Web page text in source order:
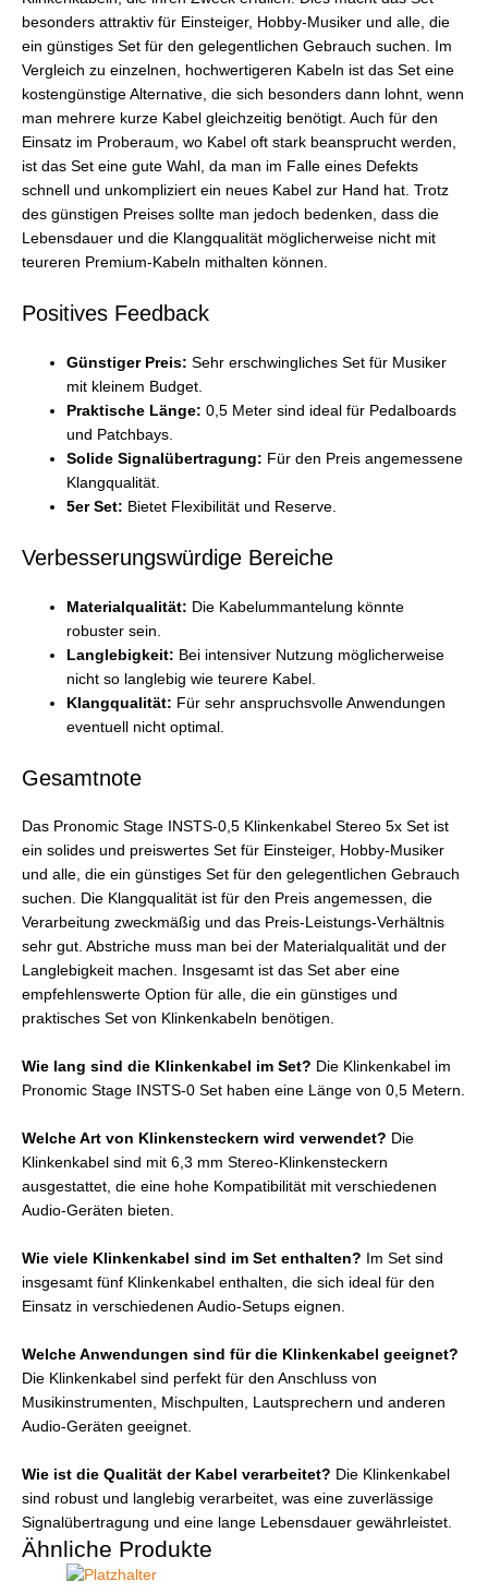
besonders attraktiv für Einsteiger, Hobby-Musiker und alle, die
ein günstiges Set für den gelegentlichen Gebrauch suchen. Im
Vergleich zu einzelnen, hochwertigeren Kabeln ist das Set eine
kostengünstige Alternative, die sich besonders dann lohnt, wenn
man mehrere kurze Kabel gleichzeitig benötigt. Auch für den
Einsatz im Proberaum, wo Kabel oft stark beansprucht werden,
ist das Set eine gute Wahl, da man im Falle eines Defekts
schnell und unkompliziert ein neues Kabel zur Hand hat. Trotz
des günstigen Preises sollte man jedoch bedenken, dass die
Lebensdauer und die Klangqualität möglicherweise nicht mit
teureren Premium-Kabeln mithalten können.
Positives Feedback
Günstiger Preis: Sehr erschwingliches Set für Musiker
mit kleinem Budget.
Praktische Länge: 0,5 Meter sind ideal für Pedalboards
und Patchbays.
Solide Signalübertragung: Für den Preis angemessene
Klangqualität.
5er Set: Bietet Flexibilität und Reserve.
Verbesserungswürdige Bereiche
Materialqualität: Die Kabelummantelung könnte
robuster sein.
Langlebigkeit: Bei intensiver Nutzung möglicherweise
nicht so langlebig wie teurere Kabel.
Klangqualität: Für sehr anspruchsvolle Anwendungen
eventuell nicht optimal.
Gesamtnote
Das Pronomic Stage INSTS-0,5 Klinkenkabel Stereo 5x Set ist
ein solides und preiswertes Set für Einsteiger, Hobby-Musiker
und alle, die ein günstiges Set für den gelegentlichen Gebrauch
suchen. Die Klangqualität ist für den Preis angemessen, die
Verarbeitung zweckmäßig und das Preis-Leistungs-Verhältnis
sehr gut. Abstriche muss man bei der Materialqualität und der
Langlebigkeit machen. Insgesamt ist das Set aber eine
empfehlenswerte Option für alle, die ein günstiges und
praktisches Set von Klinkenkabeln benötigen.
Wie lang sind die Klinkenkabel im Set? Die Klinkenkabel im
Pronomic Stage INSTS-0 Set haben eine Länge von 0,5 Metern.
Welche Art von Klinkensteckern wird verwendet? Die
Klinkenkabel sind mit 6,3 mm Stereo-Klinkensteckern
ausgestattet, die eine hohe Kompatibilität mit verschiedenen
Audio-Geräten bieten.
Wie viele Klinkenkabel sind im Set enthalten? Im Set sind
insgesamt fünf Klinkenkabel enthalten, die sich ideal für den
Einsatz in verschiedenen Audio-Setups eignen.
Welche Anwendungen sind für die Klinkenkabel geeignet?
Die Klinkenkabel sind perfekt für den Anschluss von
Musikinstrumenten, Mischpulten, Lautsprechern und anderen
Audio-Geräten geeignet.
Wie ist die Qualität der Kabel verarbeitet? Die Klinkenkabel
sind robust und langlebig verarbeitet, was eine zuverlässige
Signalübertragung und eine lange Lebensdauer gewährleistet.
Ähnliche Produkte